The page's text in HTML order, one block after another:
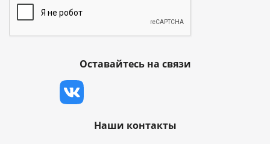
Оставайтесь на связи
Наши контакты